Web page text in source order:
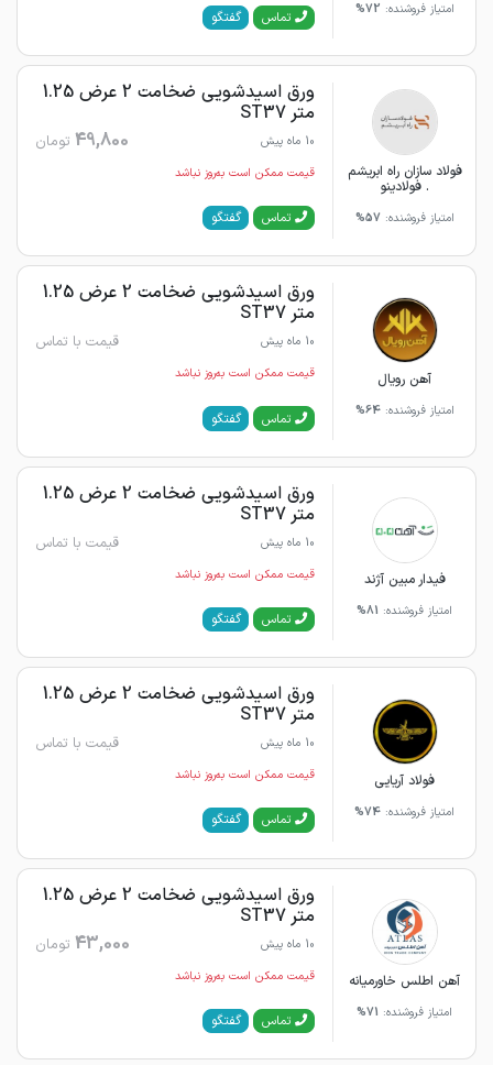
امتیاز فروشنده: 72% تماس گفتگو
فولاد سازان راه ابریشم
. فولادینو
امتیاز فروشنده: 57%
ورق اسیدشویی ضخامت 2 عرض 1.25
متر ST37
10 ماه پیش 49,800 تومان
قیمت ممکن است به‌روز نباشد
تماس گفتگو
آهن رویال
امتیاز فروشنده:64%
ورق اسیدشویی ضخامت 2 عرض 1.25
متر ST37
10 ماه پیش قیمت با تماس
قیمت ممکن است به‌روز نباشد
تماس گفتگو
فیدار مبین آژند
امتیاز فروشنده: 81%
ورق اسیدشویی ضخامت 2 عرض 1.25
متر ST37
10 ماه پیش قیمت با تماس
قیمت ممکن است به‌روز نباشد
تماس گفتگو
فولاد آریایی
امتیاز فروشنده: 74%
ورق اسیدشویی ضخامت 2 عرض 1.25
متر ST37
10 ماه پیش قیمت با تماس
قیمت ممکن است به‌روز نباشد
تماس گفتگو
آهن اطلس خاورمیانه
امتیاز فروشنده: 71%
ورق اسیدشویی ضخامت 2 عرض 1.25
متر ST37
10 ماه پیش 43,000 تومان
قیمت ممکن است به‌روز نباشد
تماس گفتگو